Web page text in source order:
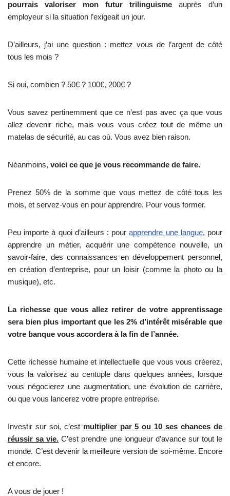
pourrais valoriser mon futur trilinguisme auprès d’un
employeur si la situation l’exigeait un jour.
D’ailleurs, j’ai une question : mettez vous de l’argent de côté
tous les mois ?
Si oui, combien ? 50€ ? 100€, 200€ ?
Vous savez pertinemment que ce n’est pas avec ça que vous
allez devenir riche, mais vous vous créez tout de même un
matelas de sécurité, au cas où. Vous avez bien raison.
Néanmoins, voici ce que je vous recommande de faire.
Prenez 50% de la somme que vous mettez de côté tous les
mois, et servez-vous en pour apprendre. Pour vous former.
Peu importe à quoi d’ailleurs : pourapprendre une langue, pour
apprendre un métier, acquérir une compétence nouvelle, un
savoir-faire, des connaissances en développement personnel,
en création d’entreprise, pour un loisir (comme la photo ou la
musique), etc.
La richesse que vous allez retirer de votre apprentissage
sera bien plus important que les 2% d’intérêt misérable que
votre banque vous accordera à la fin de l’année.
Cette richesse humaine et intellectuelle que vous vous créerez,
vous la valorisez au centuple dans quelques années, lorsque
vous négocierez une augmentation, une évolution de carrière,
ou que vous lancerez votre propre entreprise.
Investir sur soi, c’est multiplier par 5 ou 10 ses chances de
réussir sa vie. C’est prendre une longueur d’avance sur tout le
monde. C’est devenir la meilleure version de soi-même. Encore
et encore.
A vous de jouer !